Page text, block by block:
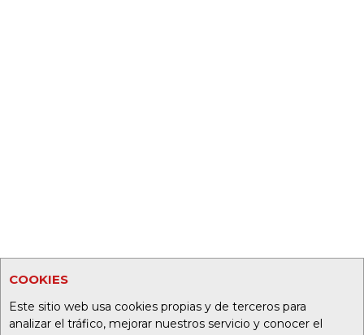
COOKIES
Este sitio web usa cookies propias y de terceros para
analizar el tráfico, mejorar nuestros servicio y conocer el